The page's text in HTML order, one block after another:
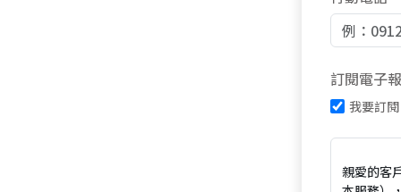
訂閱電子
我要訂閱